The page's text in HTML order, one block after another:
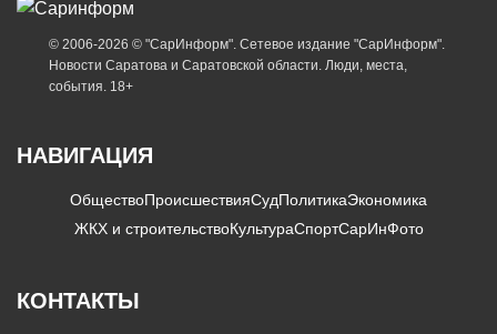
© 2006-2026 © "СарИнформ". Сетевое издание "СарИнформ".
Новости Саратова и Саратовской области. Люди, места,
события. 18+
НАВИГАЦИЯ
ОбществоПроисшествияСудПолитикаЭкономика
ЖКХ и строительствоКультураСпортСарИнФото
КОНТАКТЫ